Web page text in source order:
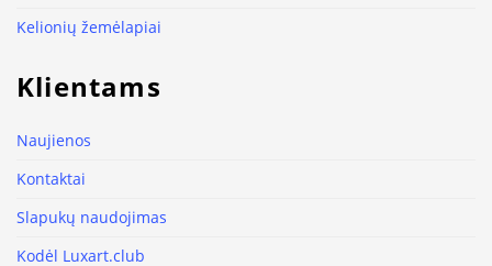
Kelionių žemėlapiai
Klientams
Naujienos
Kontaktai
Slapukų naudojimas
Kodėl Luxart.club